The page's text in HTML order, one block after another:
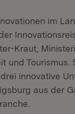
im
Kraut,
und Tourismus.
innovative
aus der